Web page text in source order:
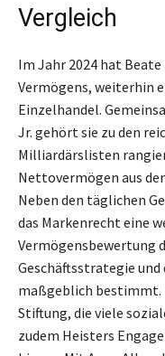
Vergleich
Im Jahr 2024 hat
Vermögens, weiterhin
Einzelhandel.
Jr. gehört sie zu den
Milliardärslisten
Nettovermögen aus
Neben den täglichen
das Markenrecht eine
Vermögensbewertung
Geschäftsstrategie
maßgeblich bestimmt.
Stiftung, die viele
zudem Heisters